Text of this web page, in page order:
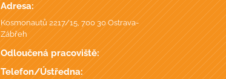
Adresa:
Kosmonautů 2217/15, 700 30 Ostrava-
Zábřeh
Odloučená pracoviště:
Telefon/Ústředna: